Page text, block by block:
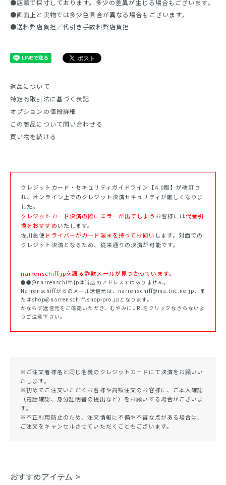
●店頭で採寸しております。多少の差異が生じる場合もございます。
●画面上と実物では多少色具合が異なる場合もございます。
●送料弊店負担／代引き手数料弊店負担
返品について
特定商取引法に基づく表記
オプションの値段詳細
この商品について問い合わせる
買い物を続ける
クレジットカード・セキュリティガイドライン【4.0版】が改訂さ
れ、オンライン上でのクレジット決済セキュリティが厳しくなりま
した。
クレジットカード決済の際にエラーが出てしまう お客様には代金引
換をおすすめいたします。
佐川急便 ドライバーがカード端末を持ってお伺い します。対面での
クレジット決済となるため、従来通りの決済が可能です。
narrenschiff.jpを語る詐欺メールが見つかっています。
●●@narrenschiff.jpは当店のアドレスではありません。
Narrenschiffからのメール送信元は、narrenschiff@ma.tnc.ne.jp、ま
たはshop@narrenschiff.shop-pro.jpとなります。
かならず送信元をご確認いただき、むやみにURLをクリックなさらないよ
うご注意下さい。
※ご注文者様名と同じ名義のクレジットカードにて決済をお願いい
たします。
※初めてご注文いただくお客様や高額注文のお客様に、ご本人確認
（電話確認、身分証明書の提出など）をお願いする場合がございま
す。
※不正利用防止のため、注文情報に不備や不審な点がある場合は、
ご注文をキャンセルさせていただくこともございます。
おすすめアイテム >